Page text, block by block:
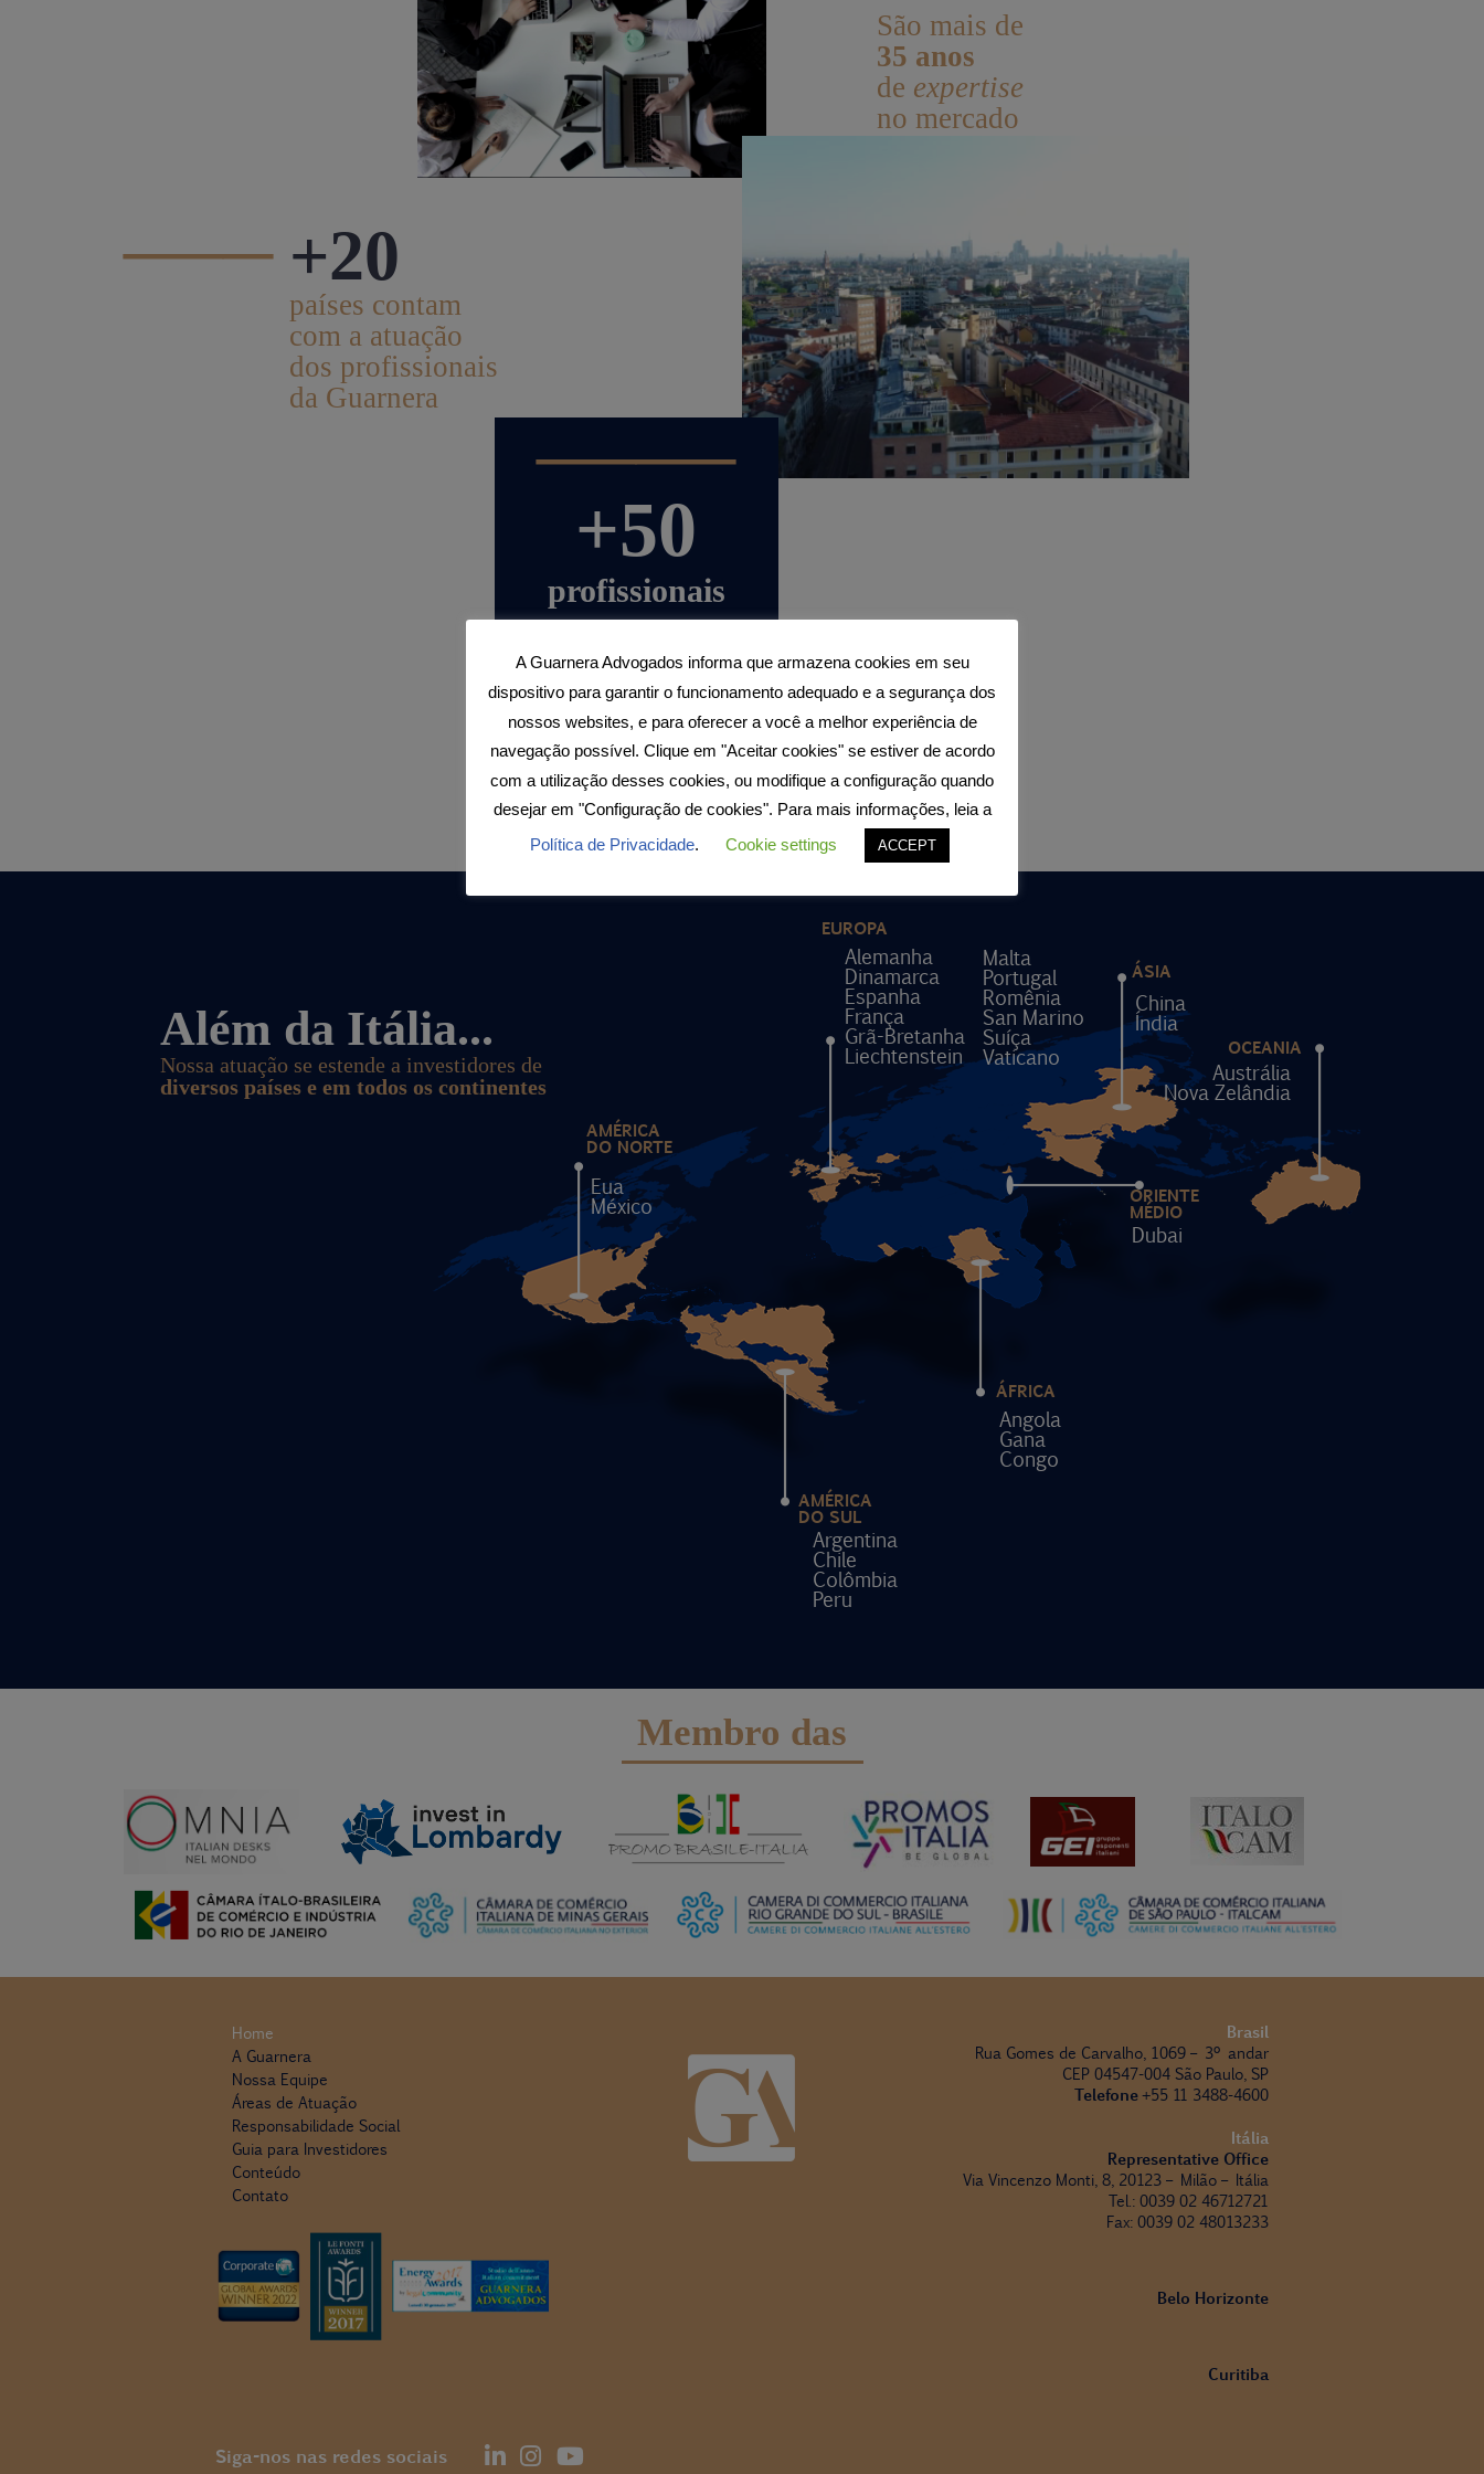
São mais de
35 anos
de expertise
no mercado
+20
—–
países contam
com a atuação
dos profissionais
da Guarnera
——
+50
profissionais
propor as
melhores soluções
Além da Itália...
AMÉRICA
DO NORTE
AMÉRICA
DO SUL
ÁFRICA
ORIENTE
MÉDIO
OCEANIA
ÁSIA
EUROPA
Eua
México
Argentina
Chile
Colômbia
Peru
Angola
Gana
Congo
Dubai
China
Índia
Austrália
Nova Zelândia
Alemanha
Dinamarca
Espanha
França
Grã-Bretanha
Liechtenstein
Malta
Portugal
Romênia
San Marino
Suíça
Vaticano
Nossa atuação se estende a investidores de
diversos países e em todos os continentes
Membro das
Home
A Guarnera
Nossa Equipe
Áreas de Atuação
Responsabilidade Social
Guia para Investidores
Conteúdo
Contato
Brasil
Rua Gomes de Carvalho, 1069 – 3º andar
CEP 04547-004 São Paulo, SP
Telefone+55 11 3488-4600
Itália
Representative Office
Via Vincenzo Monti, 8, 20123 – Milão – Itália
Tel.: 0039 02 46712721
Fax: 0039 02 48013233
Belo Horizonte
Curitiba
Siga-nos nas redes sociais
A Guarnera Advogados informa que armazena cookies em seu
dispositivo para garantir o funcionamento adequado e a segurança dos
nossos websites, e para oferecer a você a melhor experiência de
navegação possível. Clique em "Aceitar cookies" se estiver de acordo
com a utilização desses cookies, ou modifique a configuração quando
desejar em "Configuração de cookies". Para mais informações, leia a
Política de Privacidade. Cookie settings ACCEPT